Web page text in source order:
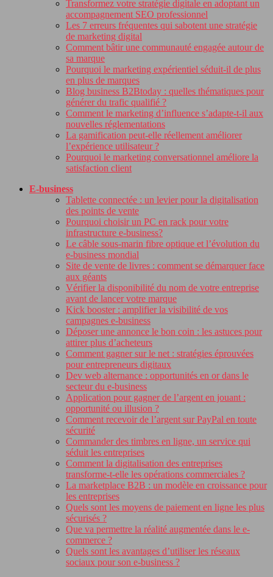
Transformez votre stratégie digitale en adoptant un
accompagnement SEO professionnel
Les 7 erreurs fréquentes qui sabotent une stratégie
de marketing digital
Comment bâtir une communauté engagée autour de
sa marque
Pourquoi le marketing expérientiel séduit-il de plus
en plus de marques
Blog business B2Btoday : quelles thématiques pour
générer du trafic qualifié ?
Comment le marketing d’influence s’adapte-t-il aux
nouvelles réglementations
La gamification peut-elle réellement améliorer
l’expérience utilisateur ?
Pourquoi le marketing conversationnel améliore la
satisfaction client
E-business
Tablette connectée : un levier pour la digitalisation
des points de vente
Pourquoi choisir un PC en rack pour votre
infrastructure e-business?
Le câble sous-marin fibre optique et l’évolution du
e-business mondial
Site de vente de livres : comment se démarquer face
aux géants
Vérifier la disponibilité du nom de votre entreprise
avant de lancer votre marque
Kick booster : amplifier la visibilité de vos
campagnes e-business
Déposer une annonce le bon coin : les astuces pour
attirer plus d’acheteurs
Comment gagner sur le net : stratégies éprouvées
pour entrepreneurs digitaux
Dev web alternance : opportunités en or dans le
secteur du e-business
Application pour gagner de l’argent en jouant :
opportunité ou illusion ?
Comment recevoir de l’argent sur PayPal en toute
sécurité
Commander des timbres en ligne, un service qui
séduit les entreprises
Comment la digitalisation des entreprises
transforme-t-elle les opérations commerciales ?
La marketplace B2B : un modèle en croissance pour
les entreprises
Quels sont les moyens de paiement en ligne les plus
sécurisés ?
Que va permettre la réalité augmentée dans le e-
commerce ?
Quels sont les avantages d’utiliser les réseaux
sociaux pour son e-business ?